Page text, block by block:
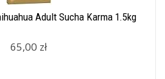
Adult Sucha Karma 1.5kg
65,00 zł